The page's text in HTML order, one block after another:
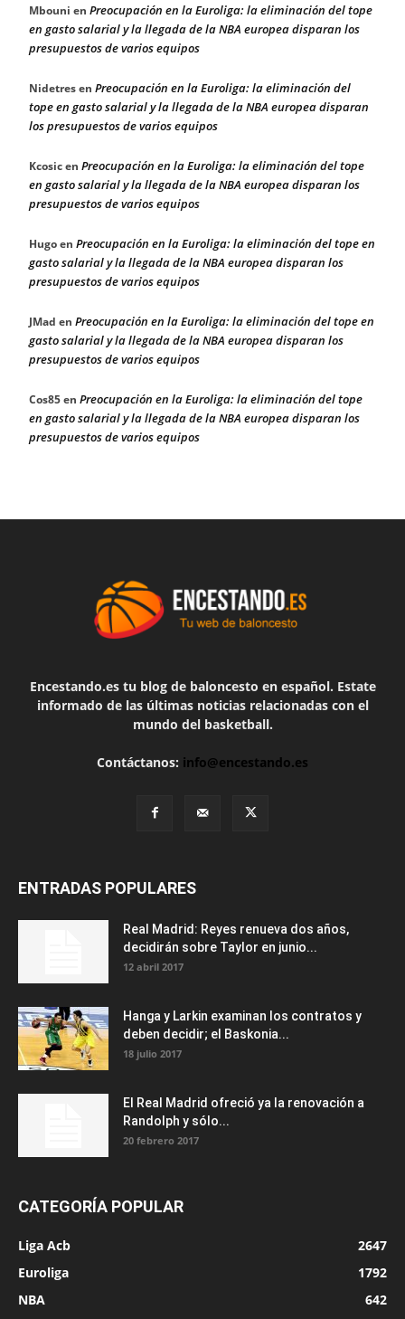
Mbouni en Preocupación en la Euroliga: la eliminación del tope
en gasto salarial y la llegada de la NBA europea disparan los
presupuestos de varios equipos
Nidetresen Preocupación en la Euroliga: la eliminación del
tope en gasto salarial y la llegada de la NBA europea disparan
los presupuestos de varios equipos
Kcosicen Preocupación en la Euroliga: la eliminación del tope
en gasto salarial y la llegada de la NBA europea disparan los
presupuestos de varios equipos
Hugoen Preocupación en la Euroliga: la eliminación del tope en
gasto salarial y la llegada de la NBA europea disparan los
presupuestos de varios equipos
JMad en Preocupación en la Euroliga: la eliminación del tope en
gasto salarial y la llegada de la NBA europea disparan los
presupuestos de varios equipos
Cos85en Preocupación en la Euroliga: la eliminación del tope
en gasto salarial y la llegada de la NBA europea disparan los
presupuestos de varios equipos
Encestando.es tu blog de baloncesto en español. Estate
informado de las últimas noticias relacionadas con el
mundo del basketball.
Contáctanos: info@encestando.es
ENTRADAS POPULARES
Real Madrid: Reyes renueva dos años,
decidirán sobre Taylor en junio...
12 abril 2017
Hanga y Larkin examinan los contratos y
deben decidir; el Baskonia...
18 julio 2017
El Real Madrid ofreció ya la renovación a
Randolph y sólo...
20 febrero 2017
CATEGORÍA POPULAR
Liga Acb
2647
Euroliga
1792
NBA
642